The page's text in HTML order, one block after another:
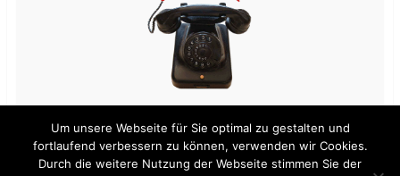
Um unsere Webseite für Sie optimal zu gestalten und
fortlaufend verbessern zu können, verwenden wir Cookies.
Durch die weitere Nutzung der Webseite stimmen Sie der